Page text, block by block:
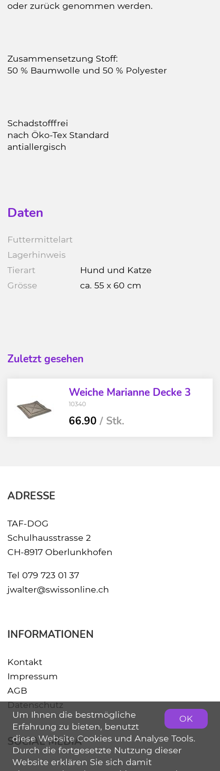
oder zurück genommen werden.
Zusammensetzung Stoff:
50 % Baumwolle und 50 % Polyester
Schadstofffrei
nach Öko-Tex Standard
antiallergisch
Daten
Futtermittelart
Lagerhinweis
Tierart
Hund und Katze
Grösse
ca. 55 x 60 cm
Zuletzt gesehen
Weiche Marianne Decke 3
10340
66.90 / Stk.
ADRESSE
TAF-DOG
Schulhausstrasse 2
CH-8917 Oberlunkhofen
Tel 079 723 01 37
jwalter@swissonline.ch
INFORMATIONEN
Kontakt
Impressum
AGB
Datenschutz
SOCIAL MEDIA
OK
Um Ihnen die bestmögliche
Erfahrung zu bieten, benutzt
diese Website Cookies und Analyse Tools.
Durch die fortgesetzte Nutzung dieser
Website erklären Sie sich damit